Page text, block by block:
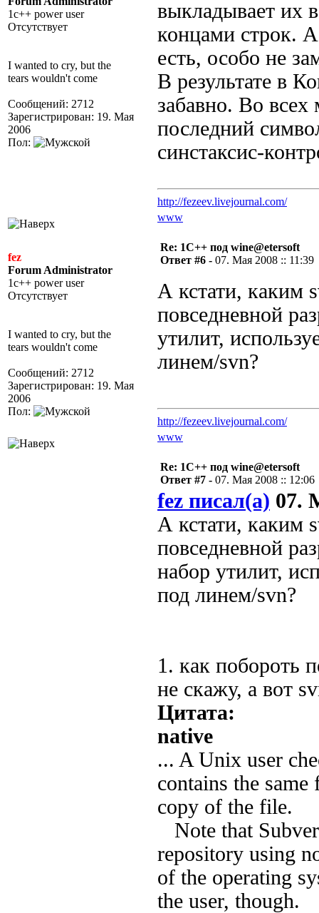
1c++ power user
Отсутствует
I wanted to cry, but the
tears wouldn't come
Сообщений: 2712
Зарегистрирован: 19. Мая
2006
Пол:
выкладывает их
концами строк.
есть, особо не
В результате в
забавно. Во всех
последний
синстаксис-
http://fezeev.livejournal.com/
www
fez
Forum Administrator
1c++ power user
Отсутствует
I wanted to cry, but the
tears wouldn't come
Сообщений: 2712
Зарегистрирован: 19. Мая
2006
Пол:
Re: 1С++ под wine@etersoft
Ответ #6 - 07. Мая 2008 :: 11:39
А кстати, каким
повседневной
утилит,
линем/svn?
http://fezeev.livejournal.com/
www
Re: 1С++ под wine@etersoft
Ответ #7 - 07. Мая 2008 :: 12:06
fez писал(а) 07.
А кстати, каким
повседневной
набор утилит,
под линем/svn?
1. как побороть
не скажу, а вот
Цитата:
native
... A Unix user
contains the
copy of the file.
Note that
repository using
of the operating
the user, though.